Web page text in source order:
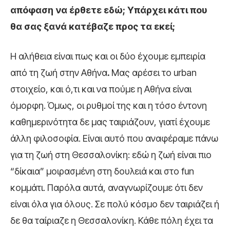
απόφαση να έρθετε εδώ; Yπάρχει κάτι που
θα σας ξανά κατέβαζε προς τα εκεί;
Η αλήθεια είναι πως και οι δύο έχουμε εμπειρία
από τη ζωή στην Αθήνα. Μας αρέσει το urban
στοιχείο, και ό,τι και να πούμε η Αθήνα είναι
όμορφη. Όμως, οι ρυθμοί της και η τόσο έντονη
καθημερινότητα δε μας ταιριάζουν, γιατί έχουμε
άλλη φιλοσοφία. Είναι αυτό που αναφέραμε πάνω
για τη ζωή στη Θεσσαλονίκη: εδώ η ζωή είναι πιο
“δίκαια” μοιρασμένη στη δουλειά και στο fun
κομμάτι. Παρόλα αυτά, αναγνωρίζουμε ότι δεν
είναι όλα για όλους. Σε πολύ κόσμο δεν ταιριάζει ή
δε θα ταίριαζε η Θεσσαλονίκη. Κάθε πόλη έχει τα